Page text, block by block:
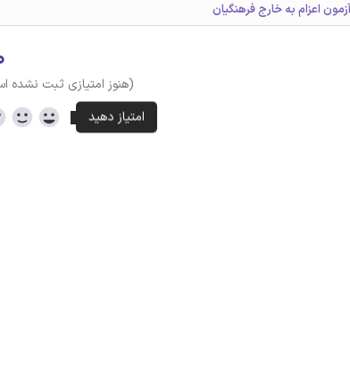
آزمون اعزام به خارج فرهنگیان
(هنوز امتیازی ثبت نشده